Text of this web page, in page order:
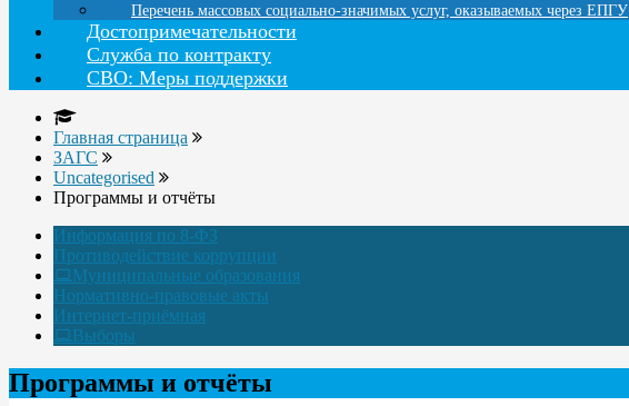
Перечень массовых социально-значимых услуг, оказываемых через ЕПГУ
Достопримечательности
Служба по контракту
СВО: Меры поддержки
Главная страница
ЗАГС
Uncategorised
Программы и отчёты
Информация по 8-ФЗ
Противодействие коррупции
Муниципальные образования
Нормативно-правовые акты
Интернет-приёмная
Выборы
Программы и отчёты